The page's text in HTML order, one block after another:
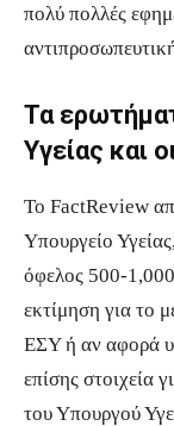
πολύ πολλές
Τα
Υγείας και
Το FactReview
Υπουργείο
όφελος 500-
εκτίμηση για το
ΕΣΥ ή αν αφορά
επίσης στοιχεία
του Υπουργού